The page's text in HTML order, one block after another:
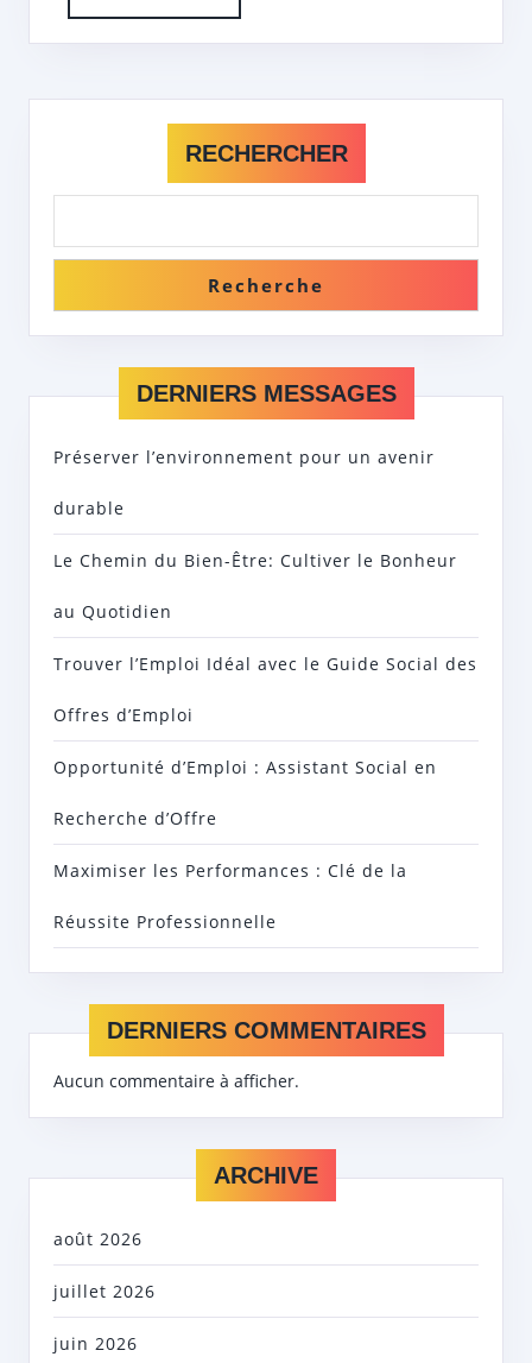
MORE
RECHERCHER
Recherche
DERNIERS MESSAGES
Préserver l’environnement pour un avenir
durable
Le Chemin du Bien-Être: Cultiver le Bonheur
au Quotidien
Trouver l’Emploi Idéal avec le Guide Social des
Offres d’Emploi
Opportunité d’Emploi : Assistant Social en
Recherche d’Offre
Maximiser les Performances : Clé de la
Réussite Professionnelle
DERNIERS COMMENTAIRES
Aucun commentaire à afficher.
ARCHIVE
août 2026
juillet 2026
juin 2026